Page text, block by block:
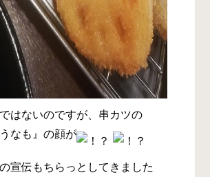
はないのですが、串カツの
なも』の顔が
宣伝もちらっとしてきました